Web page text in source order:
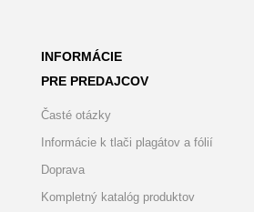
INFORMÁCIE
PRE PREDAJCOV
Časté otázky
Informácie k tlači plagátov a fólií
Doprava
Kompletný katalóg produktov